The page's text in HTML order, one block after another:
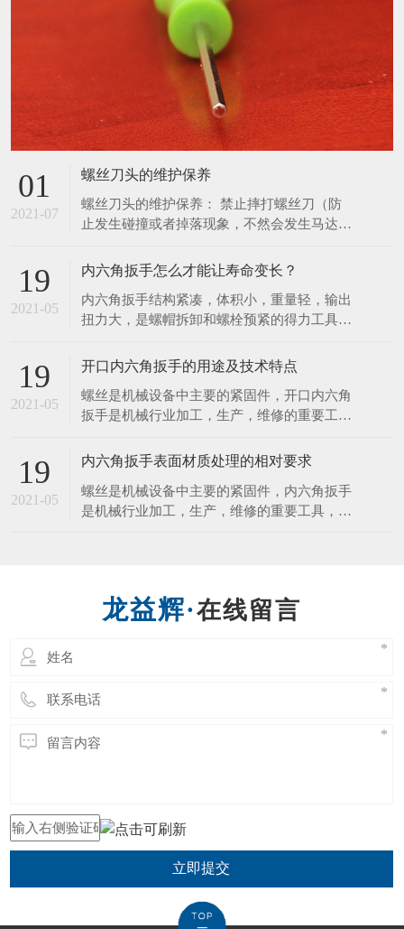
螺丝刀头的维护保养： 禁止摔打螺丝刀（防
止发生碰撞或者掉落现象，不然会发生马达噪
音以及起子出现晃动的现象）。 拔螺丝刀与
配套控制器的连接插头，应当以插头基部为力
点，不应当用力拉扯电线，避免损坏接触的插
头。 螺丝刀工作时摇晃太大时必须立刻停止
使用，防止更深度地损坏螺丝刀，并通知管理
人员进行维修管理。
2021-05
内六角扳手怎么才能让寿命变长？
内六角扳手结构紧凑，体积小，重量轻，输出
扭力大，是螺帽拆卸和螺栓预紧的得力工具。
扭力控制在此3%范围内，能满足联接预紧高
精度扭 力值的要求。特种工具力矩就是力和
距离的乘积，在紧固螺丝螺栓螺母等螺纹紧固
件时需要控制施加的力矩大小，以保证螺纹紧
固且不至 于因力矩过大破坏螺纹。为了延长
19
2021-05
开口内六角扳手的用途及技术特点
螺丝是机械设备中主要的紧固件，开口内六角
扳手是机械行业加工，生产，维修的重要工
以下几项优点。 1．可快速工作，工作速度比
传统扳手快三至四倍，比快速扳手的工作速度
还要快。 2．一个开口内六角扳手可适用于2
—6种规格的螺丝，而一个双头呆扳手只适用2
19
2021-05
内六角扳手表面材质处理的相对要求
螺丝是机械设备中主要的紧固件，内六角扳手
是机械行业加工，生产，维修的重要工具，该
角扳手的不同材质，对内六角扳手提出对应的
表面处理要求。 1．亮铬：像镜面一样的光
亮； 2．亚铬：无光泽； 3．电泳：黑色，有
亮度，在外加直流电的作用下，使带电粒子在
在线留言